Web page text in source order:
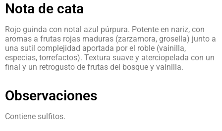
Nota de cata
Rojo guinda con notal azul púrpura. Potente en nariz, con
aromas a frutas rojas maduras (zarzamora, grosella) junto a
una sutil complejidad aportada por el roble (vainilla,
especias, torrefactos). Textura suave y aterciopelada con un
final y un retrogusto de frutas del bosque y vainilla.
Observaciones
Contiene sulfitos.